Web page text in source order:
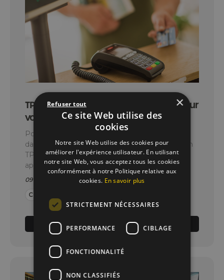
TPE fixe ou mobile : lequel est fait pour
votre activité ?
Pour accepter les paiements par carte bancaire
dans votre commerce, vous avez le choix entre un
TPE fixe ou mobile. Nos conseils pour choisir votre
appareil
09 Janvier 2017
2 min
Conseils
Lire l’article
×
Ce site Web utilise des
cookies
Notre site Web utilise des cookies pour
améliorer l'expérience utilisateur. En utilisant
notre site Web, vous acceptez tous les cookies
conformément à notre Politique relative aux
cookies. En savoir plus
STRICTEMENT NÉCESSAIRES
PERFORMANCE CIBLAGE
FONCTIONNALITÉ
NON CLASSIFIÉS
Refuser tout